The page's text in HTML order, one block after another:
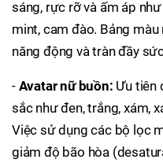
sáng, rực rỡ và ấm áp
mint, cam đào. Bảng
năng động và tràn đầy
- Avatar nữ buồn: Ưu tiên
sắc như đen, trắng, xám,
Việc sử dụng các bộ lọc
giảm độ bão hòa